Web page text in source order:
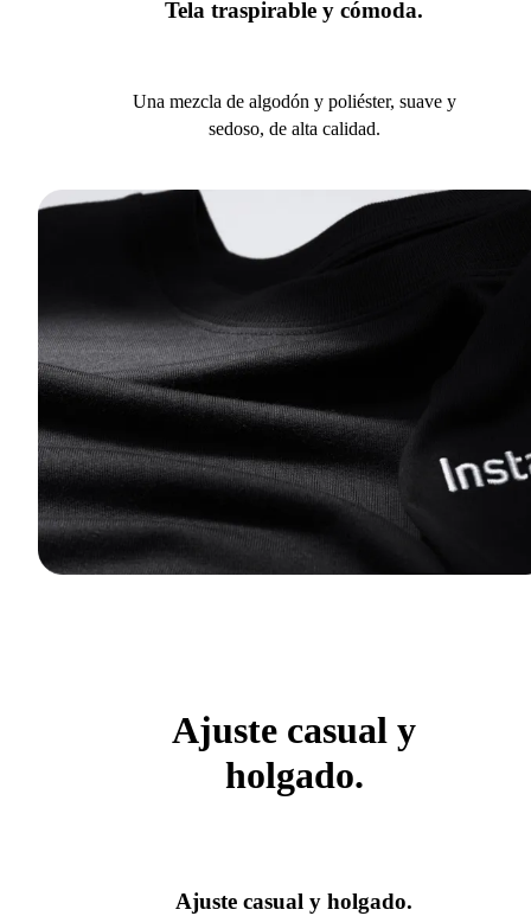
Tela traspirable y cómoda.
Una mezcla de algodón y poliéster, suave y
sedoso, de alta calidad.
Ajuste casual y
holgado.
Ajuste casual y holgado.